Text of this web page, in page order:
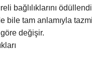
bağlılıklarını
tam anlamıyla
değişir.